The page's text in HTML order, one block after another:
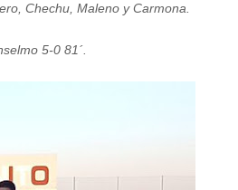
Chechu, Maleno y Carmona.
5-0 81´.